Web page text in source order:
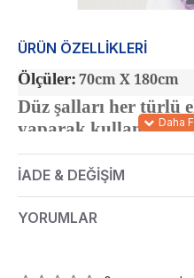
ÜRÜN ÖZELLIKLERI
Ölçüler:70cm X 180cm
Düz şalları her türlü
yaparak
alternatifleriyle
İADE & DEĞIŞIM
YORUMLAR